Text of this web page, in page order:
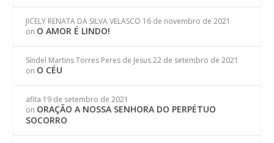
JICELY RENATA DA SILVA VELASCO 16 de novembro de 2021
on O AMOR É LINDO!
Síndel Martins Torres Peres de Jesus 22 de setembro de 2021
on O CÉU
afita 19 de setembro de 2021
on ORAÇÃO A NOSSA SENHORA DO PERPÉTUO
SOCORRO